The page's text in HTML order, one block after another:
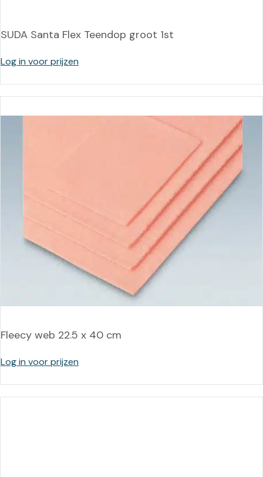
SUDA Santa Flex Teendop groot 1st
Log in voor prijzen
Fleecy web 22.5 x 40 cm
Log in voor prijzen